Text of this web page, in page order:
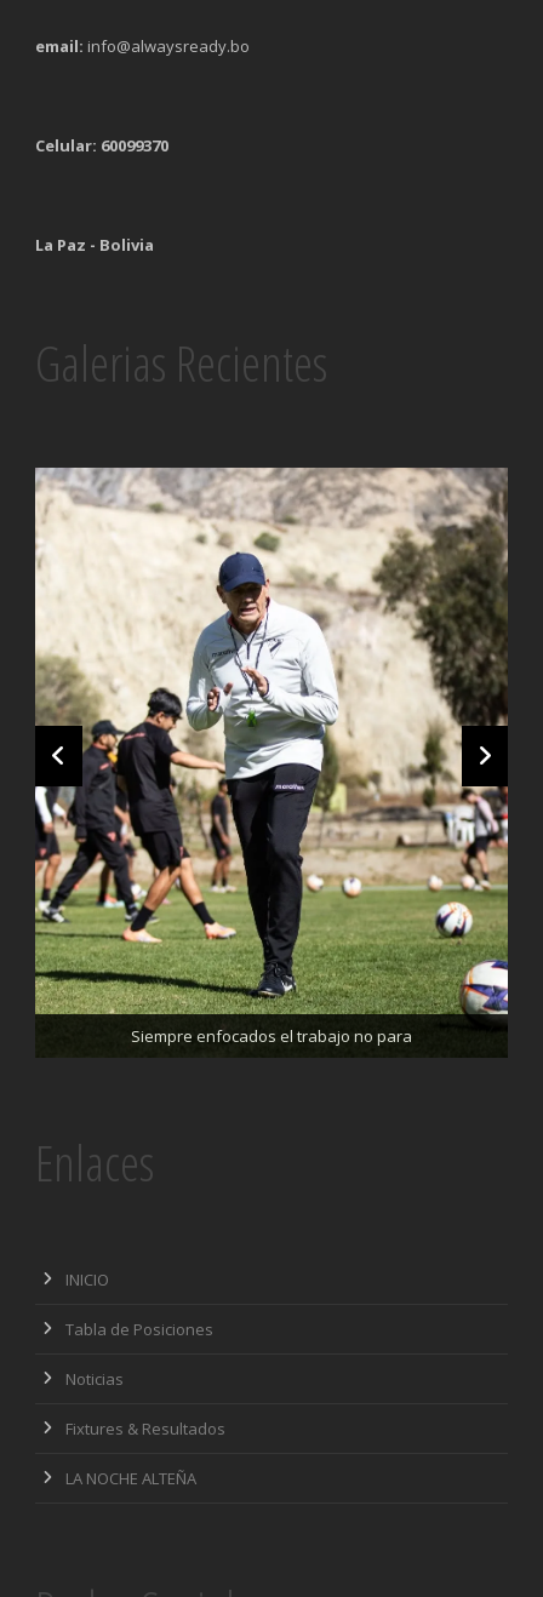
email: info@alwaysready.bo
Celular: 60099370
La Paz - Bolivia
Galerias Recientes
Siempre enfocados el trabajo no para
Trabajando enfocados, listos para el partido de mañana
Enlaces
INICIO
Tabla de Posiciones
Noticias
Fixtures & Resultados
LA NOCHE ALTEÑA